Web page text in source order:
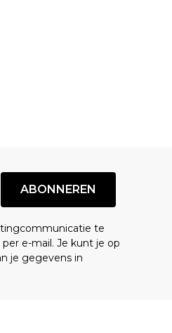
ABONNEREN
te
per e-mail. Je kunt je op
je gegevens in